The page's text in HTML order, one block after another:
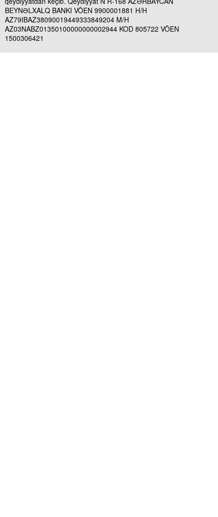
BEYNƏLXALQ BANKI VÖEN 9900001881 H/H
AZ79IBAZ38090019449333849204 M/H
AZ03NABZ01350100000000002944 KOD 805722 VÖEN
1500306421